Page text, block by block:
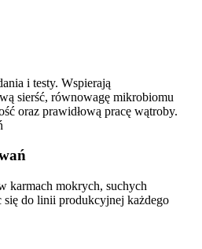
i testy. Wspierają
sierść, równowagę mikrobiomu
oraz prawidłową pracę wątroby.
karmach mokrych, suchych
się do linii produkcyjnej każdego